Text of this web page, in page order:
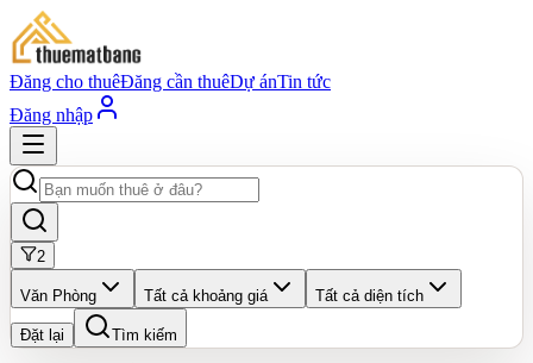
Đăng cho thuêĐăng cần thuêDự ánTin tức
Đăng nhập
2
Văn Phòng Tất cả khoảng giá Tất cả diện tích
Đặt lại Tìm kiếm